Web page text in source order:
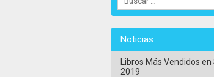
Noticias
Libros Más Vendidos
2019